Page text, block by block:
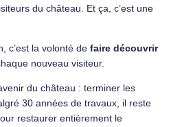
du château. Et ça, c’est une
c’est la volonté de faire découvrir
nouveau visiteur.
du château : terminer les
30 années de travaux, il reste
restaurer entièrement le